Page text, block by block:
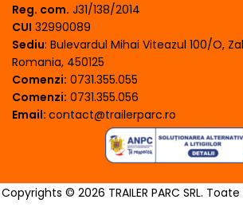
Reg. com. J31/138/2014
CUI 32990089
Sediu: Bulevardul Mihai Viteazul 100/O,
Romania, 450125
Comenzi: 0731.355.055
Comenzi: 0731.355.056
Email: contact@trailerparc.ro
Copyrights © 2026 TRAILER PARC SRL.